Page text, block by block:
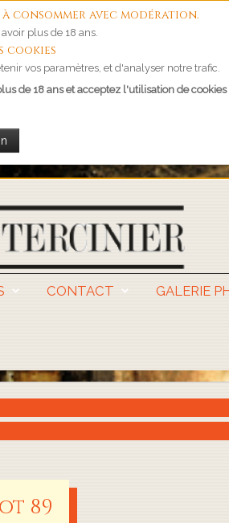
consommer avec modération.
plus de 18 ans.
cookies
vos paramètres, et d'analyser notre trafic.
de 18 ans et acceptez l'utilisation de cookies
CONTACT GALERIE
89